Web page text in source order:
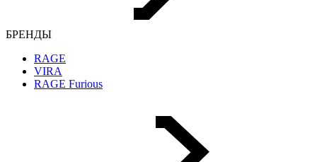
БРЕНДЫ
RAGE
VIRA
RAGE Furious